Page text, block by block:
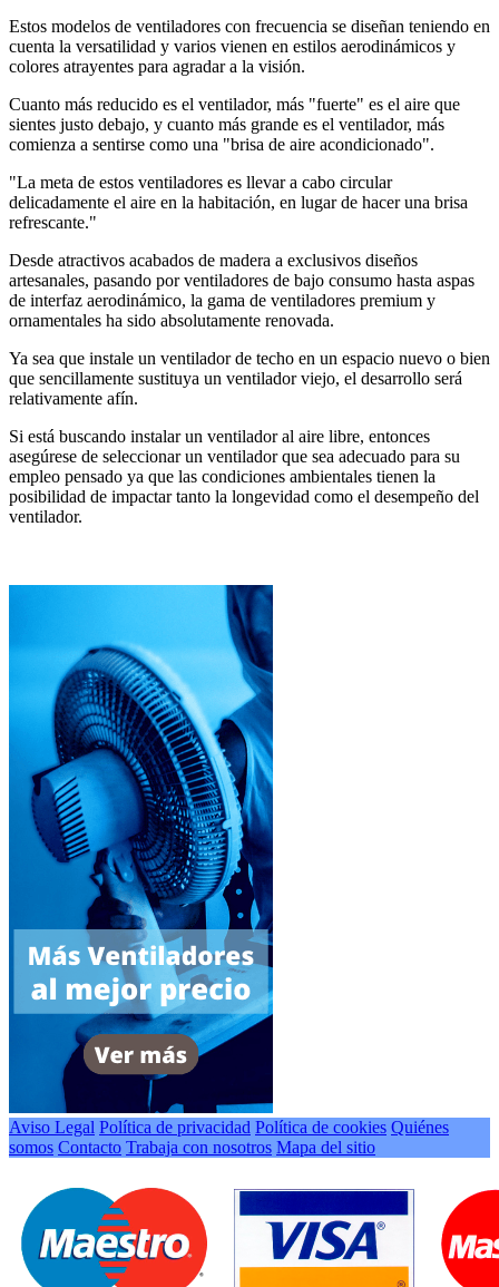
Estos modelos de ventiladores con frecuencia se diseñan teniendo en
cuenta la versatilidad y varios vienen en estilos aerodinámicos y
colores atrayentes para agradar a la visión.
Cuanto más reducido es el ventilador, más "fuerte" es el aire que
sientes justo debajo, y cuanto más grande es el ventilador, más
comienza a sentirse como una "brisa de aire acondicionado".
"La meta de estos ventiladores es llevar a cabo circular
delicadamente el aire en la habitación, en lugar de hacer una brisa
refrescante."
Desde atractivos acabados de madera a exclusivos diseños
artesanales, pasando por ventiladores de bajo consumo hasta aspas
de interfaz aerodinámico, la gama de ventiladores premium y
ornamentales ha sido absolutamente renovada.
Ya sea que instale un ventilador de techo en un espacio nuevo o bien
que sencillamente sustituya un ventilador viejo, el desarrollo será
relativamente afín.
Si está buscando instalar un ventilador al aire libre, entonces
asegúrese de seleccionar un ventilador que sea adecuado para su
empleo pensado ya que las condiciones ambientales tienen la
posibilidad de impactar tanto la longevidad como el desempeño del
ventilador.
Aviso Legal Política de privacidad Política de cookies Quiénes
somos Contacto Trabaja con nosotros Mapa del sitio